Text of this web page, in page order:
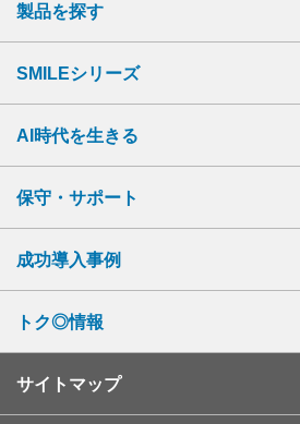
製品を探す
SMILEシリーズ
AI時代を生きる
保守・サポート
成功導入事例
トク◎情報
サイトマップ